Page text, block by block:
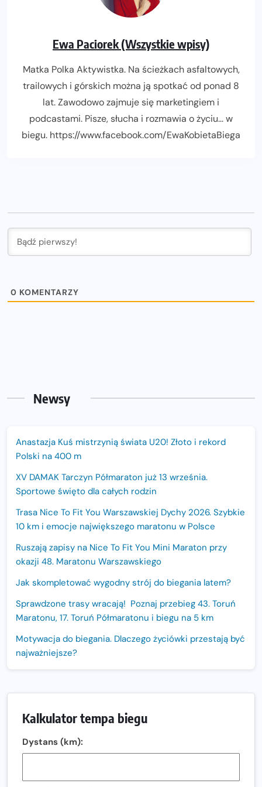
Ewa Paciorek (Wszystkie wpisy)
Matka Polka Aktywistka. Na ścieżkach asfaltowych,
trailowych i górskich można ją spotkać od ponad 8
lat. Zawodowo zajmuje się marketingiem i
podcastami. Pisze, słucha i rozmawia o życiu... w
biegu. https://www.facebook.com/EwaKobietaBiega
0 KOMENTARZY
Newsy
Anastazja Kuś mistrzynią świata U20! Złoto i rekord
Polski na 400 m
XV DAMAK Tarczyn Półmaraton już 13 września.
Sportowe święto dla całych rodzin
Trasa Nice To Fit You Warszawskiej Dychy 2026. Szybkie
10 km i emocje największego maratonu w Polsce
Ruszają zapisy na Nice To Fit You Mini Maraton przy
okazji 48. Maratonu Warszawskiego
Jak skompletować wygodny strój do biegania latem?
Sprawdzone trasy wracają! Poznaj przebieg 43. Toruń
Maratonu, 17. Toruń Półmaratonu i biegu na 5 km
Motywacja do biegania. Dlaczego życiówki przestają być
najważniejsze?
Sprawdzony przebieg i profil stworzony do szybkiego
biegania
Amazfit Balance 3: Kompleksowe narzędzie dla biegacza
Kalkulator tempa biegu
Dystans (km):